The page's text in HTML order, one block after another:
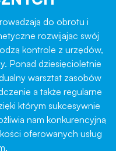
do obrotu i
rozwijając swój
kontrole z urzędów,
Ponad dziesięcioletnie
warsztat zasobów
a także regularne
którym sukcesywnie
nam konkurencyjną
oferowanych usług